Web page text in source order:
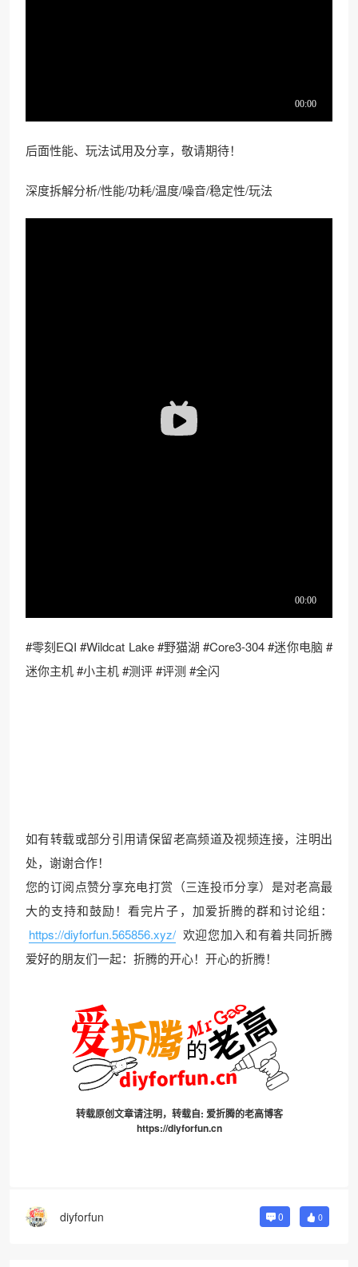
后面性能、玩法试用及分享，敬请期待！
深度拆解分析/性能/功耗/温度/噪音/稳定性/玩法
#零刻EQI #Wildcat Lake #野猫湖 #Core3-304 #迷你电脑 #
迷你主机 #小主机 #测评 #评测 #全闪
如有转载或部分引用请保留老高频道及视频连接，注明出
处，谢谢合作！
您的订阅点赞分享充电打赏（三连投币分享）是对老高最
大的支持和鼓励！看完片子，加爱折腾的群和讨论组：
https://diyforfun.565856.xyz/ 欢迎您加入和有着共同折腾
爱好的朋友们一起：折腾的开心！开心的折腾！
转载原创文章请注明，转载自: 爱折腾的老高博客
https://diyforfun.cn
diyforfun 0 0